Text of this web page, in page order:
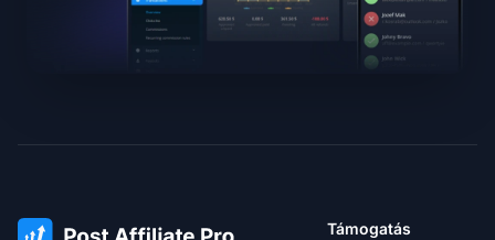
Támogatás